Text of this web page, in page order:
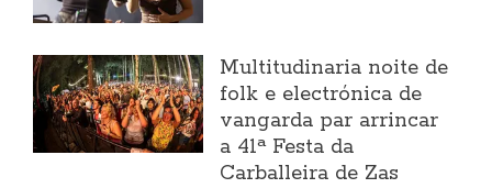
Multitudinaria noite de
folk e electrónica de
vangarda par arrincar
a 41ª Festa da
Carballeira de Zas